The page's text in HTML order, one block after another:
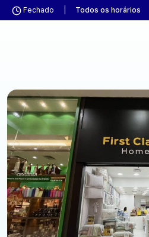
Fechado Todos os horários